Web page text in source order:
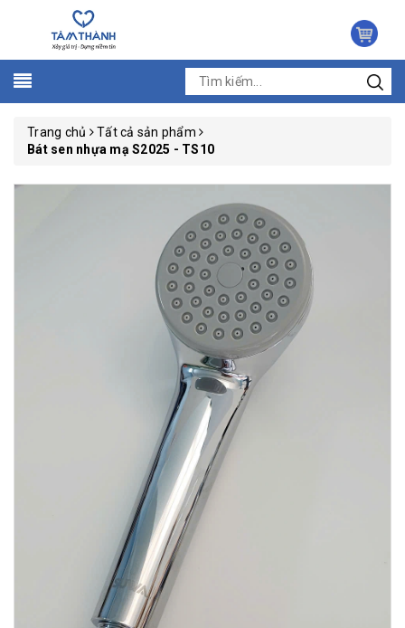
Trang chủ
Tất cả sản phẩm
Bát sen nhựa mạ S2025 - TS10